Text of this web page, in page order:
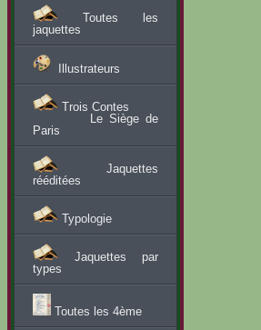
Toutes les
jaquettes
Illustrateurs
Trois Contes
Le Siège de
Paris
Jaquettes
rééditées
Typologie
Jaquettes par
types
Toutes les 4ème